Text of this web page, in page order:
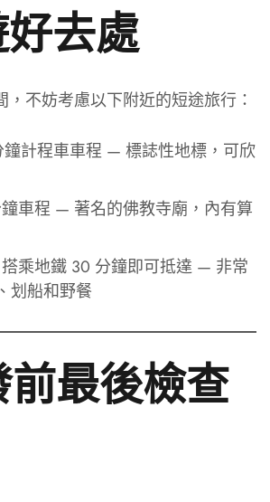
去處
不妨考慮以下附近的短途旅行：
計程車車程 — 標誌性地標，可欣
車程 — 著名的佛教寺廟，內有算
乘地鐵 30 分鐘即可抵達 — 非常
划船和野餐
前最後檢查